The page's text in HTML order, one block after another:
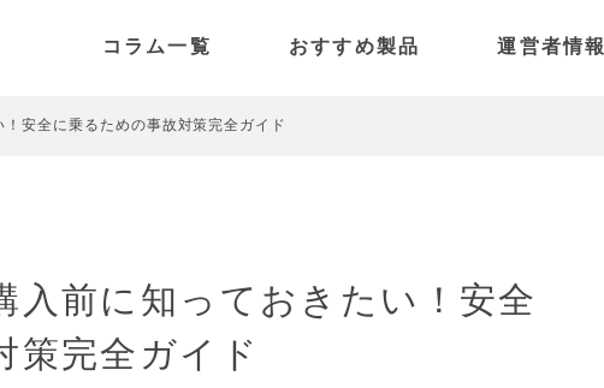
コラム一覧
特定小型原付
おすすめ製品 運営者情報
安全に乗るための事故対策完全ガイド
入前に知っておきたい！安全
策完全ガイド